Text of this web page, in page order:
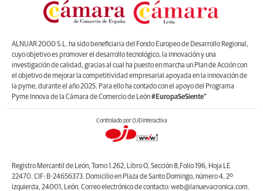
ALNUAR 2000 S.L. ha sido beneficiaria del Fondo Europeo de Desarrollo Regional,
cuyo objetivo es promover el desarrollo tecnológico, la innovación y una
investigación de calidad, gracias al cual ha puesto en marcha un Plan de Acción con
el objetivo de mejorar la competitividad empresarial apoyada en la innovación de
la pyme, durante el año 2025. Para ello ha contado con el apoyo del Programa
Pyme Innova de la Cámara de Comercio de León#EuropaSeSiente”
Controlado por OJDinteractiva
Registro Mercantil de León, Tomo 1.262, Libro O, Sección 8,Folio 196, Hoja LE
22470. CIF: B-24656373. Domicilio en Plaza de Santo Domingo, número 4, 2º
izquierda, 24001, León. Correo electrónico de contacto: web@lanuevacronica.com.